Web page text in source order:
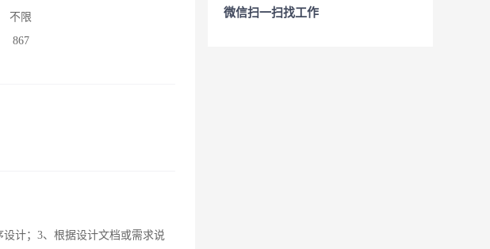
不限
867
计；3、根据设计文档或需求说
微信扫一扫找工作